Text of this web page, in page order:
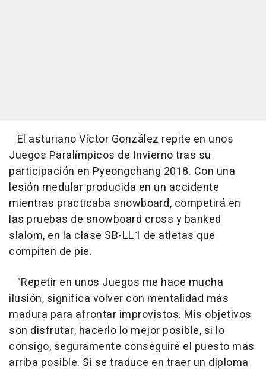
El asturiano Víctor González repite en unos
Juegos Paralímpicos de Invierno tras su
participación en Pyeongchang 2018. Con una
lesión medular producida en un accidente
mientras practicaba snowboard, competirá en
las pruebas de snowboard cross y banked
slalom, en la clase SB-LL1 de atletas que
compiten de pie.
"Repetir en unos Juegos me hace mucha
ilusión, significa volver con mentalidad más
madura para afrontar improvistos. Mis objetivos
son disfrutar, hacerlo lo mejor posible, si lo
consigo, seguramente conseguiré el puesto mas
arriba posible. Si se traduce en traer un diploma